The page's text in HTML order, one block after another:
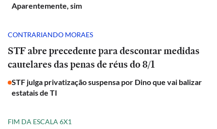
Aparentemente, sim
CONTRARIANDO MORAES
STF abre precedente para descontar medidas
cautelares das penas de réus do 8/1
STF julga privatização suspensa por Dino que vai balizar
estatais de TI
FIM DA ESCALA 6X1